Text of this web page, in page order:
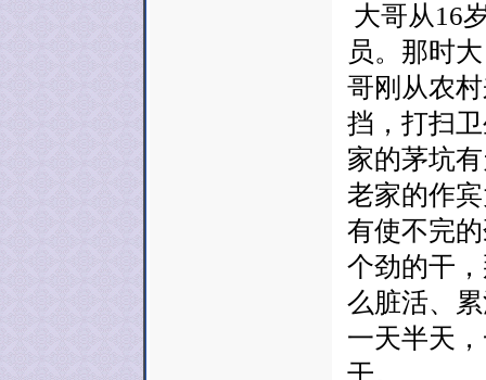
大哥从16
员。那时大
哥刚从农
挡，打扫
家的茅坑
老家的作
有使不完
个劲的干
么脏活、
一天半天
干。